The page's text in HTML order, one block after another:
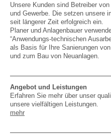
Unsere Kunden sind Betreiber
und Gewerbe. Die setzen unsere
seit längerer Zeit erfolgreich ein.
Planer und Anlagenbauer
“Anwendungs-technischen
als Basis für Ihre Sanierungen
und zum Bau von Neuanlagen.
Angebot und Leistungen
Erfahren Sie mehr über unser
unsere vielfältigen Leistungen.
mehr